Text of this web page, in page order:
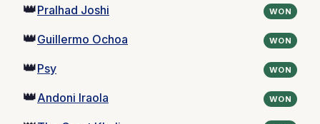
👑Pralhad Joshi WON
👑Guillermo Ochoa WON
👑Psy WON
👑Andoni Iraola WON